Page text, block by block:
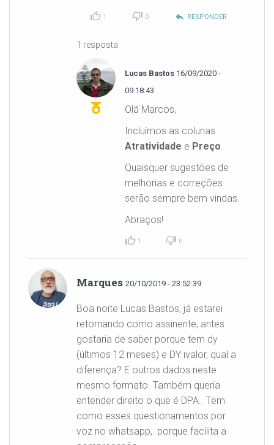
reply RESPONDER
0
1
1 resposta
Lucas Bastos 16/09/2020 -
09:18:43
Olá Marcos,
Incluímos as colunas
Atratividade e Preço.
Quaisquer sugestões de
melhorias e correções
serão sempre bem vindas.
Abraços!
1 0
Marques 20/10/2019 - 23:52:39
Boa noite Lucas Bastos, já estarei
retornando como assinente, antes
gostaria de saber porque tem dy
(últimos 12 meses) e DY ivalor, qual a
diferença? E outros dados neste
mesmo formato. Também queria
entender direito o que é DPA.. Tem
como esses questionamentos por
voz no whatsapp,. porque facilita a